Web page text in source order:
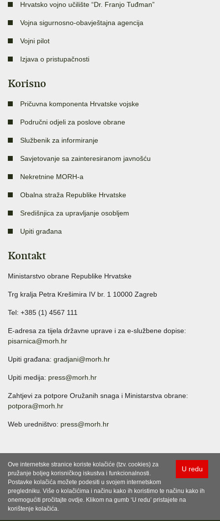
Hrvatsko vojno učilište “Dr. Franjo Tuđman”
Vojna sigurnosno-obavještajna agencija
Vojni pilot
Izjava o pristupačnosti
Korisno
Pričuvna komponenta Hrvatske vojske
Područni odjeli za poslove obrane
Službenik za informiranje
Savjetovanje sa zainteresiranom javnošću
Nekretnine MORH-a
Obalna straža Republike Hrvatske
Središnjica za upravljanje osobljem
Upiti građana
Kontakt
Ministarstvo obrane Republike Hrvatske
Trg kralja Petra Krešimira IV br. 1 10000 Zagreb
Tel: +385 (1) 4567 111
E-adresa za tijela državne uprave i za e-službene dopise:
pisarnica@morh.hr
Upiti građana: gradjani@morh.hr
Upiti medija: press@morh.hr
Zahtjevi za potpore Oružanih snaga i Ministarstva obrane:
potpora@morh.hr
Web uredništvo: press@morh.hr
U redu
Ove internetske stranice koriste kolačiće (tzv. cookies) za
pružanje boljeg korisničkog iskustva i funkcionalnosti.
Postavke kolačića možete podesiti u svojem internetskom
pregledniku. Više o kolačićima i načinu kako ih koristimo te načinu kako ih
onemogućiti pročitajte ovdje. Klikom na gumb ‘U redu’ pristajete na
korištenje kolačića.